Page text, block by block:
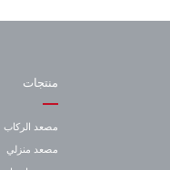
منتجات
مصعد الركاب
مصعد منزلي